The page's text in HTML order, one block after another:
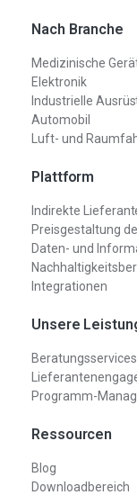
Nach Branche
Medizinische
Elektronik
Industrielle
Automobil
Luft- und
Plattform
Indirekte
Preisgestaltung
Daten- und
Integrationen
Unsere
Beratungsservices
Programm-
Ressourcen
Blog
Downloadbereich